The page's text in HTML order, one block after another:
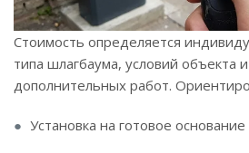
Стоимость определяется
типа шлагбаума, условий объекта
дополнительных работ.
Установка на готовое